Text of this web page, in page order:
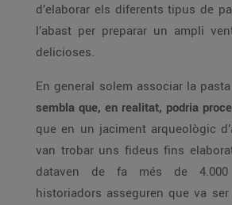
d’elaborar els diferents tipus de
l’abast per preparar un ampli
delicioses.
En general solem associar la
sembla que, en realitat, podria
que en un jaciment arqueològic
van trobar uns fideus fins
dataven de fa més de 4.000
historiadors asseguren que va